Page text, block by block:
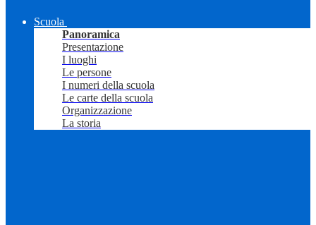
Scuola
Panoramica
Presentazione
I luoghi
Le persone
I numeri della scuola
Le carte della scuola
Organizzazione
La storia